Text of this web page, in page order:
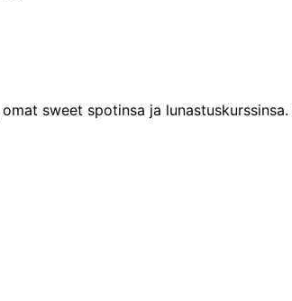
sweet spotinsa ja